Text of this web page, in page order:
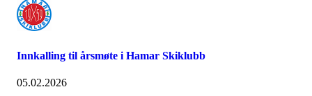
Innkalling til årsmøte i Hamar Skiklubb
05.02.2026